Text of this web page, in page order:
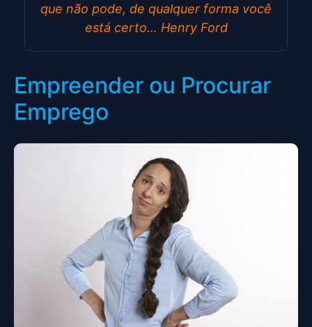
que não pode, de qualquer forma você
está certo… Henry Ford
Empreender ou Procurar
Emprego